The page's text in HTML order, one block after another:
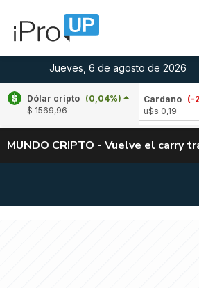
Jueves, 6 de agosto de 2026
Dólar cripto (0,04%)
$ 1569,96
Cardano
(-2,97%)
MUNDO CRIPTO - Vuelve el carry